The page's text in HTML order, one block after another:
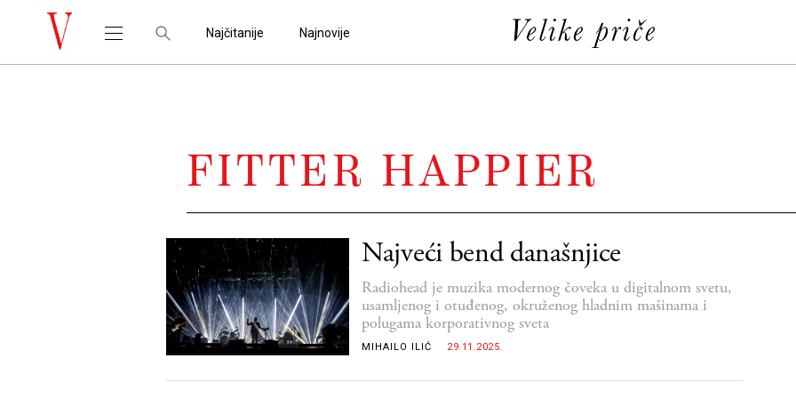
Najčitanije Najnovije
FITTER HAPPIER
Najveći bend današnjice
Radiohead je muzika modernog čoveka u digitalnom svetu,
usamljenog i otuđenog, okruženog hladnim mašinama i
polugama korporativnog sveta
MIHAILO ILIĆ 29.11.2025.